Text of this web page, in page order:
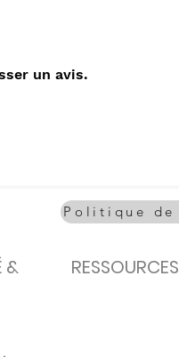
un avis.
&
RESSOURCES